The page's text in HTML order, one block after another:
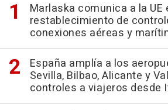
Marlaska comunica a la UE
restablecimiento de
conexiones aéreas y
España amplía a los
Sevilla, Bilbao, Alicante y
controles a viajeros desde